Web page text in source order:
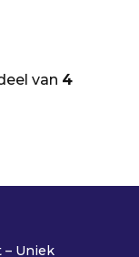
van 4
– Uniek